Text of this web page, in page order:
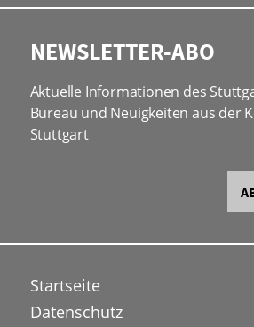
NEWSLETTER-ABO
Aktuelle Informationen des
Bureau und Neuigkeiten aus der
Stuttgart
Startseite
Datenschutz